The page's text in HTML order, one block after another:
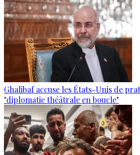
Ghalibaf accuse les États-Unis de
"diplomatie théâtrale en boucle"